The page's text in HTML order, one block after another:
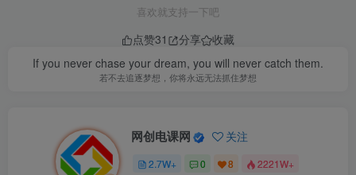
喜欢就支持一下吧
点赞31 分享
收藏
If you never chase your dream, you will never catch them.
若不去追逐梦想，你将永远无法抓住梦想
网创电课网 关注
2.7W+ 0 8 2221W+